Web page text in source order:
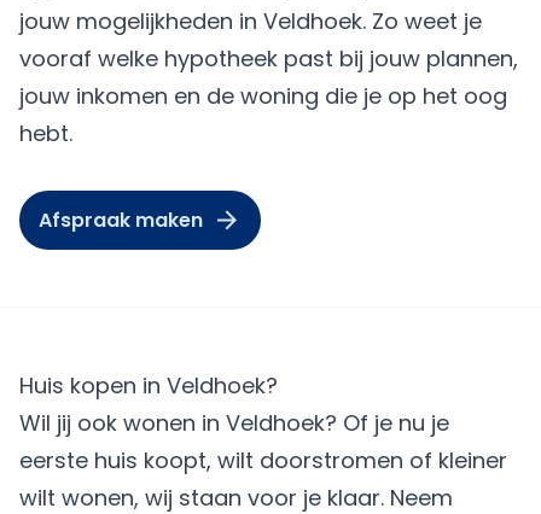
jouw mogelijkheden in Veldhoek. Zo weet je
vooraf welke hypotheek past bij jouw plannen,
jouw inkomen en de woning die je op het oog
hebt.
Afspraak maken
Huis kopen in Veldhoek?
Wil jij ook wonen in Veldhoek? Of je nu je
eerste huis koopt, wilt doorstromen of kleiner
wilt wonen, wij staan voor je klaar. Neem